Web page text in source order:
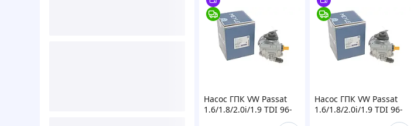
Насос ГПК VW Passat
1.6/1.8/2.0i/1.9 TDI 96-
Насос ГПК VW Passat
1.6/1.8/2.0i/1.9 TDI 96-